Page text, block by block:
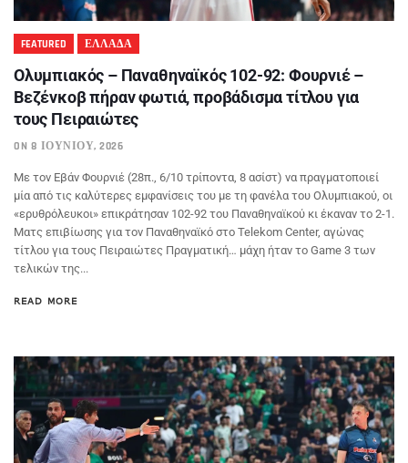
FEATURED ΕΛΛΑΔΑ
Ολυμπιακός – Παναθηναϊκός 102-92: Φουρνιέ –
Βεζένκοβ πήραν φωτιά, προβάδισμα τίτλου για
τους Πειραιώτες
ON 8 ΙΟΥΝΊΟΥ, 2026
Με τον Εβάν Φουρνιέ (28π., 6/10 τρίποντα, 8 ασίστ) να πραγματοποιεί
μία από τις καλύτερες εμφανίσεις του με τη φανέλα του Ολυμπιακού, οι
«ερυθρόλευκοι» επικράτησαν 102-92 του Παναθηναϊκού κι έκαναν το 2-1.
Ματς επιβίωσης για τον Παναθηναϊκό στο Telekom Center, αγώνας
τίτλου για τους Πειραιώτες Πραγματική… μάχη ήταν το Game 3 των
τελικών της...
READ MORE